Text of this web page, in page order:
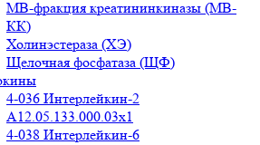
МВ-фракция креатининкиназы (МВ-
КК)
Холинэстераза (ХЭ)
Щелочная фосфатаза (ЩФ)
4-036 Интерлейкин-2
A12.05.133.000.03x1
4-038 Интерлейкин-6